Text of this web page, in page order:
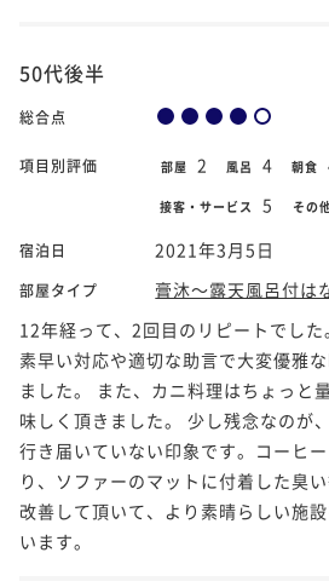
50代後半
総合点
項目別評価 部屋 2 風呂 4 朝食
接客・サービス 5 その
宿泊日 2021年3月5日
部屋タイプ
膏沐～露天風呂付は
12年経って、2回目のリピートでし
素早い対応や適切な助言で大変優雅
ました。 また、カニ料理はちょっと
味しく頂きました。 少し残念なのが
行き届いていない印象です。コーヒ
り、ソファーのマットに付着した臭
改善して頂いて、より素晴らしい施
います。